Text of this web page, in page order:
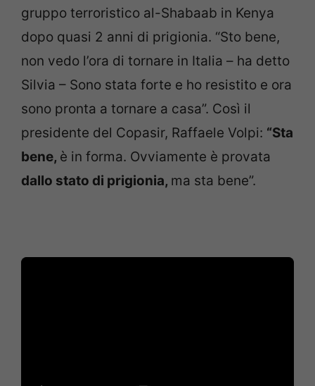
gruppo terroristico al-Shabaab in Kenya
dopo quasi 2 anni di prigionia. “Sto bene,
non vedo l’ora di tornare in Italia – ha detto
Silvia – Sono stata forte e ho resistito e ora
sono pronta a tornare a casa”. Così il
presidente del Copasir, Raffaele Volpi: “Sta
bene, è in forma. Ovviamente è provata
dallo stato di prigionia, ma sta bene”.